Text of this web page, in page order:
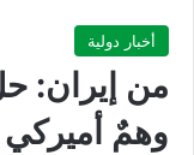
أخبار دولية
من إيران:
وهمٌ أميركي